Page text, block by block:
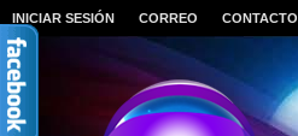
INICIAR SESIÓN CORREO CONTACTO